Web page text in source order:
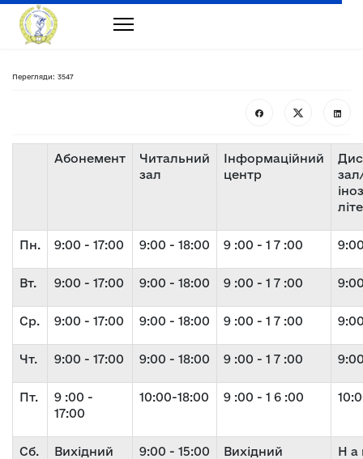
Перегляди: 3547
Абонемент
Читальний
зал
Інформаційний
центр
Пн. 9:00 - 17:00 9:00 - 18:00 9 :00 - 1 7 :00
Вт. 9:00 - 17:00 9:00 - 18:00 9 :00 - 1 7 :00
Ср. 9:00 - 17:00 9:00 - 18:00 9 :00 - 1 7 :00
Чт. 9:00 - 17:00 9:00 - 18:00 9 :00 - 1 7 :00
Пт.
9 :00 -
17:00
10:00-18:00 9 :00 - 1 6 :00
Сб. Вихідний 9:00 - 15:00 Вихідний Н а